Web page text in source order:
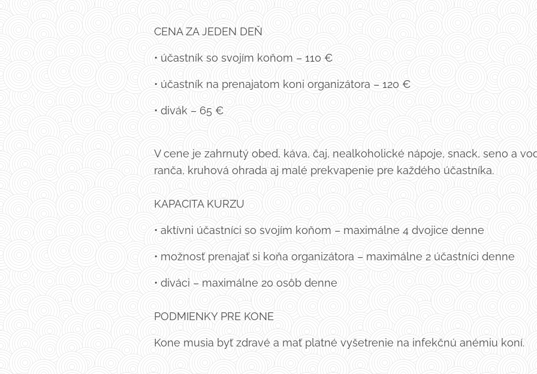
CENA ZA JEDEN DEŇ
• účastník so svojím koňom – 110 €
• účastník na prenajatom koni organizátora – 120 €
• divák – 65 €
V cene je zahrnutý obed, káva, čaj, nealkoholické nápoje, snack, seno a
ranča, kruhová ohrada aj malé prekvapenie pre každého účastníka.
KAPACITA KURZU
• aktívni účastníci so svojím koňom – maximálne 4 dvojice denne
• možnosť prenajať si koňa organizátora – maximálne 2 účastníci denne
• diváci – maximálne 20 osôb denne
PODMIENKY PRE KONE
Kone musia byť zdravé a mať platné vyšetrenie na infekčnú anémiu koní.